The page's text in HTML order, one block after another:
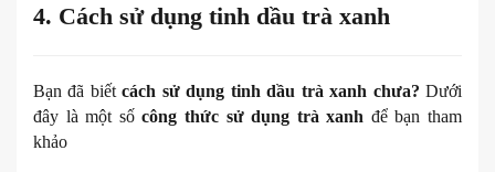
4. Cách sử dụng tinh dầu trà xanh
Bạn đã biếtcách sử dụng tinh dầu trà xanh chưa? Dưới
đây là một sốcông thức sử dụng trà xanh để bạn tham
khảo